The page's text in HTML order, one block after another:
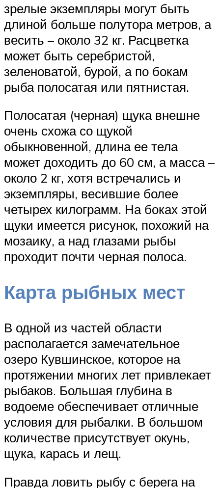
зрелые экземпляры могут быть
длиной больше полутора метров, а
весить – около 32 кг. Расцветка
может быть серебристой,
зеленоватой, бурой, а по бокам
рыба полосатая или пятнистая.
Полосатая (черная) щука внешне
очень схожа со щукой
обыкновенной, длина ее тела
может доходить до 60 см, а масса –
около 2 кг, хотя встречались и
экземпляры, весившие более
четырех килограмм. На боках этой
щуки имеется рисунок, похожий на
мозаику, а над глазами рыбы
проходит почти черная полоса.
Карта рыбных мест
В одной из частей области
располагается замечательное
озеро Кувшинское, которое на
протяжении многих лет привлекает
рыбаков. Большая глубина в
водоеме обеспечивает отличные
условия для рыбалки. В большом
количестве присутствует окунь,
щука, карась и лещ.
Правда ловить рыбу с берега на